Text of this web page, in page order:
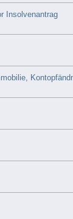
Insolvenantrag